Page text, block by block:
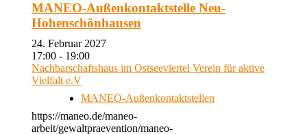
MANEO-Außenkontaktstelle Neu-
Hohenschönhausen
24. Februar 2027
17:00 - 19:00
Nachbarschaftshaus im Ostseeviertel Verein für aktive
Vielfalt e.V
MANEO-Außenkontaktstellen
https://maneo.de/maneo-
arbeit/gewaltpraevention/maneo-